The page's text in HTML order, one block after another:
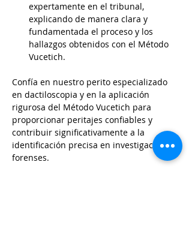
expertamente en el tribunal,
explicando de manera clara y
fundamentada el proceso y los
hallazgos obtenidos con el Método
Vucetich.
Confía en nuestro perito especializado
en dactiloscopia y en la aplicación
rigurosa del Método Vucetich para
proporcionar peritajes confiables y
contribuir significativamente a la
identificación precisa en investigaciones
forenses.